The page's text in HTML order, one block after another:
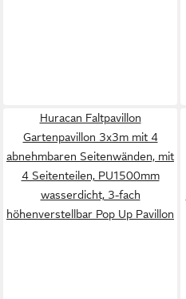
Huracan Faltpavillon
Gartenpavillon 3x3m mit 4
abnehmbaren Seitenwänden, mit
4 Seitenteilen, PU1500mm
wasserdicht, 3-fach
höhenverstellbar Pop Up Pavillon